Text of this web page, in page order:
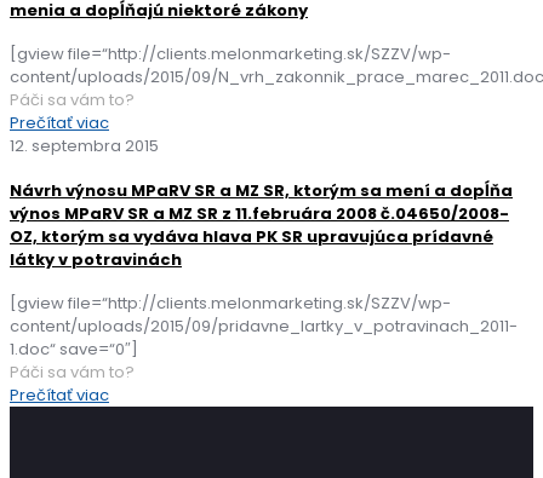
menia a dopĺňajú niektoré zákony
[gview file=“http://clients.melonmarketing.sk/SZZV/wp-
content/uploads/2015/09/
Páči sa vám to?
Prečítať viac
12. septembra 2015
Návrh výnosu MPaRV SR a MZ SR, ktorým sa mení a dopĺňa
výnos MPaRV SR a MZ SR z 11.februára 2008 č.04650/2008-
OZ, ktorým sa vydáva hlava PK SR upravujúca prídavné
látky v potravinách
[gview file=“http://clients.melonmarketing.sk/SZZV/wp-
content/uploads/2015/09/pridavne_lartky_v_potravinach_2011-
1.doc“ save=“0″]
Páči sa vám to?
Prečítať viac